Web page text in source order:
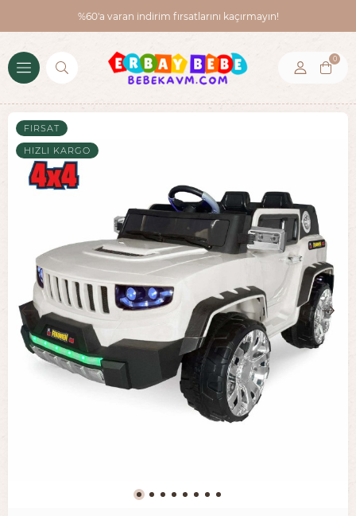
%60'a varan indirim fırsatlarını kaçırmayın!
0
FIRSAT
HIZLI KARGO